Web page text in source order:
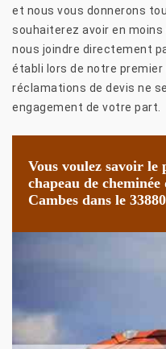
et nous vous donnerons
souhaiterez avoir en moins
nous joindre directement
établi lors de notre
réclamations de devis ne
engagement de votre part.
Vous voulez savoir
chapeau de
Cambes dans le